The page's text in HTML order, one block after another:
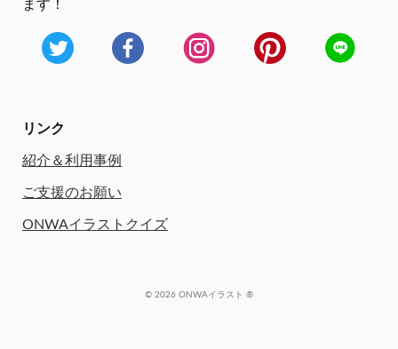
ます！
リンク
紹介＆利用事例
ご支援のお願い
ONWAイラストクイズ
© 2026 ONWAイラスト ®